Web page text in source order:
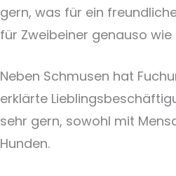
gern, was für ein
für Zweibeiner genauso
Neben Schmusen hat
erklärte
sehr gern, sowohl mit
Hunden.